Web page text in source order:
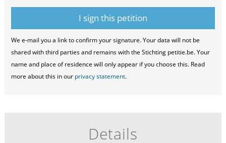
We e-mail you a link to confirm your signature. Your data will not be
shared with third parties and remains with the Stichting petitie.be. Your
name and place of residence will only appear if you choose this. Read
more about this in our privacy statement.
Details